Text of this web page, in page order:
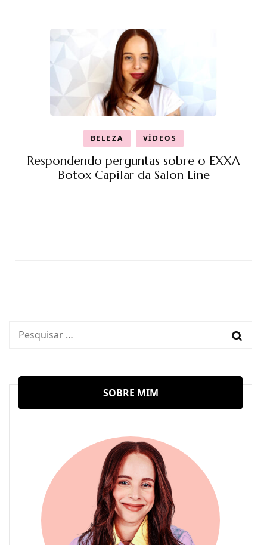
BELEZA VÍDEOS
Respondendo perguntas sobre o EXXA
Botox Capilar da Salon Line
Pesquisar
SOBRE MIM